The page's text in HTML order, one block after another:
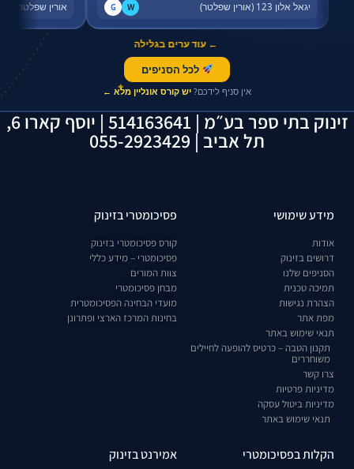
✦
יגאל אלון 123 (אורין שפלטר) W
G
אורין שפלטר,
← עוד ערים בגלילה
לכל הסניפים
אין סניף לידכם? יש קורס אונליין מלא ←
זינוק בתי ספר בע״מ | 514163641 | יוסף קארו 6,
תל אביב | 055-2923429
מידע שימושי
אודות
דרושים בזינוק
הסניפים שלנו
תמיכה טכנית
הצהרת נגישות
מפת אתר
תנאי שימוש באתר
תקנון הטבה – כרטיס להופעה לחיילים
משוחררים
צרו קשר
מדיניות פרטיות
מדיניות ביטול עסקה
תנאי שימוש באתר
פסיכומטרי בזינוק
קורס פסיכומטרי בזינוק
פסיכומטרי – מידע כללי
צוות המורים
מבחן פסיכומטרי
מועדי הבחינה הפסיכומטרית
בחינות המרכז הארצי ופתרונן
הקלות בפסיכומטרי אמירנט בזינוק